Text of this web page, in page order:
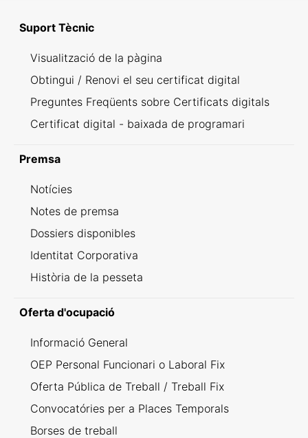
Suport Tècnic
Visualització de la pàgina
Obtingui / Renovi el seu certificat digital
Preguntes Freqüents sobre Certificats digitals
Certificat digital - baixada de programari
Premsa
Notícies
Notes de premsa
Dossiers disponibles
Identitat Corporativa
Història de la pesseta
Oferta d'ocupació
Informació General
OEP Personal Funcionari o Laboral Fix
Oferta Pública de Treball / Treball Fix
Convocatóries per a Places Temporals
Borses de treball